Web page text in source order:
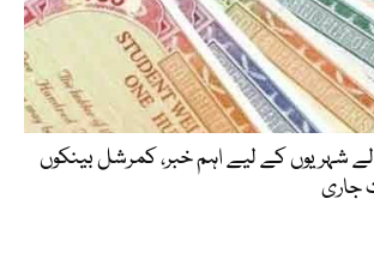
شہریوں کے لیے اہم خبر، کمرشل بینکوں
جاری